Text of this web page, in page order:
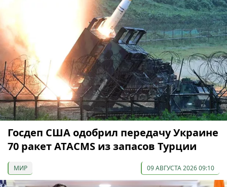
Госдеп США одобрил передачу Украине
70 ракет ATACMS из запасов Турции
МИР 09 АВГУСТА 2026 09:10